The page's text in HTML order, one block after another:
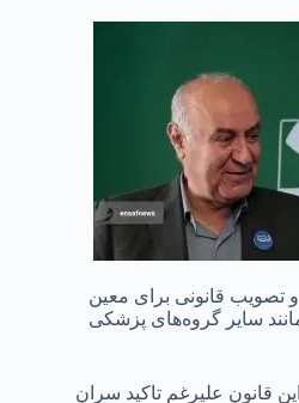
عنوان کرد. او نقبی به سال ۸۶ و تصویب قانونی برای معین
سایر گروه‌های پزشکی
قانون علیرغم تاکید سران